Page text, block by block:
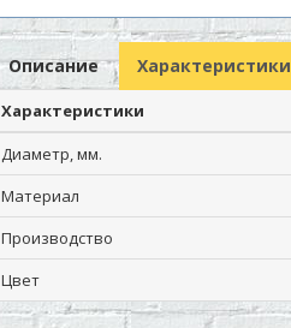
Описание Характеристики
Характеристики
Диаметр, мм.
Материал
Производство
Цвет